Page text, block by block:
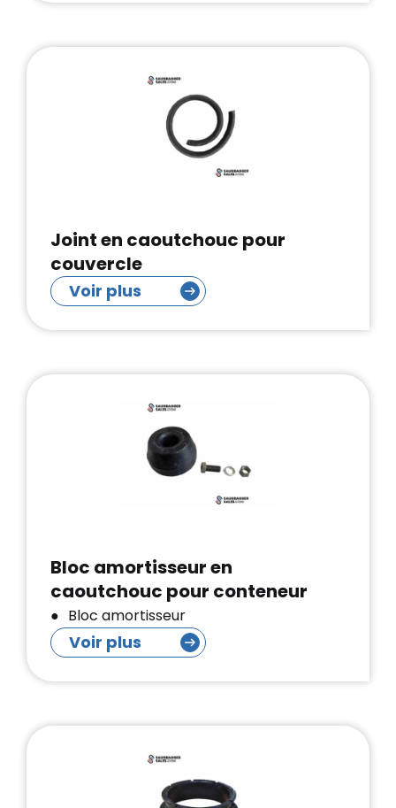
Joint en caoutchouc pour
couvercle
Voir plus
Bloc amortisseur en
caoutchouc pour conteneur
Bloc amortisseur
Voir plus